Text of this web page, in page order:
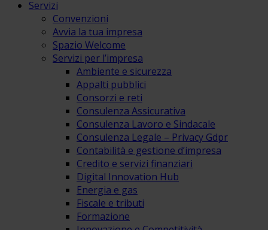
Servizi
Convenzioni
Avvia la tua impresa
Spazio Welcome
Servizi per l’impresa
Ambiente e sicurezza
Appalti pubblici
Consorzi e reti
Consulenza Assicurativa
Consulenza Lavoro e Sindacale
Consulenza Legale – Privacy Gdpr
Contabilità e gestione d’impresa
Credito e servizi finanziari
Digital Innovation Hub
Energia e gas
Fiscale e tributi
Formazione